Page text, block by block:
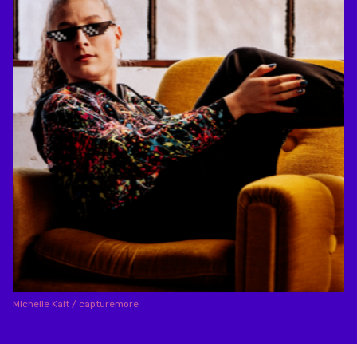
Michelle Kalt / capturemore